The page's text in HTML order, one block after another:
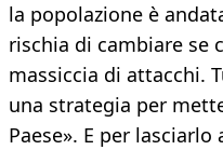
la popolazione è
rischia di cambiare se
massiccia di attacchi.
una strategia per
Paese». E per